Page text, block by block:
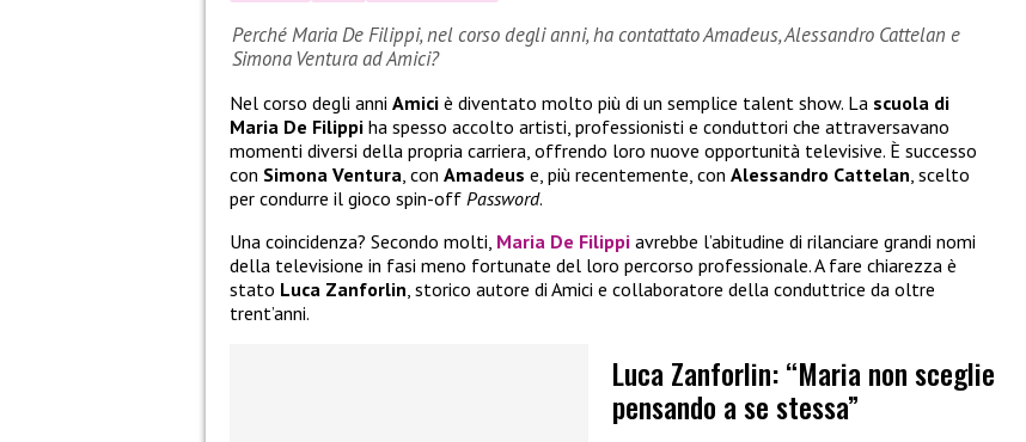
Perché Maria De Filippi, nel corso degli anni, ha contattato Amadeus, Alessandro Cattelan e
Simona Ventura ad Amici?
Nel corso degli anni Amici è diventato molto più di un semplice talent show. La scuola di
Maria De Filippi ha spesso accolto artisti, professionisti e conduttori che attraversavano
momenti diversi della propria carriera, offrendo loro nuove opportunità televisive. È successo
con Simona Ventura, con Amadeus e, più recentemente, con Alessandro Cattelan, scelto
per condurre il gioco spin-off Password.
Una coincidenza? Secondo molti, Maria De Filippi avrebbe l’abitudine di rilanciare grandi nomi
della televisione in fasi meno fortunate del loro percorso professionale. A fare chiarezza è
stato Luca Zanforlin, storico autore di Amici e collaboratore della conduttrice da oltre
trent’anni.
Luca Zanforlin: “Maria non sceglie
pensando a se stessa”